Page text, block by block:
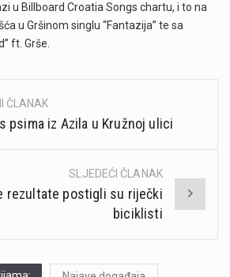
u Billboard Croatia Songs chartu, i to na
u Gršinom singlu “Fantazija” te sa
ft. Grše.
ČLANAK
psima iz Azila u Kružnoj ulici
SLJEDEĆI ČLANAK
rezultate postigli su riječki
biciklisti